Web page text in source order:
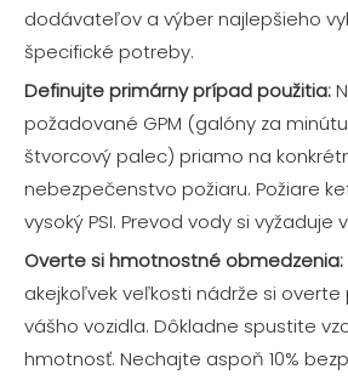
dodávateľov a výber najlepšieho
špecifické potreby.
Definujte primárny prípad použitia:
požadované GPM (galóny za
štvorcový palec) priamo na
nebezpečenstvo požiaru. Požiare
vysoký PSI. Prevod vody si vyžaduje
Overte si hmotnostné obmedzenia:
akejkoľvek veľkosti nádrže si
vášho vozidla. Dôkladne spustite
hmotnosť. Nechajte aspoň 10%